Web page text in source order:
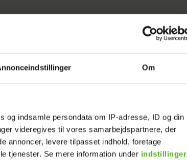
Om
og indsamle persondata om IP-adresse, ID og din
videregives til vores samarbejdspartnere, der
annoncer, levere tilpasset indhold, foretage
tjenester. Se mere information under indstillinger